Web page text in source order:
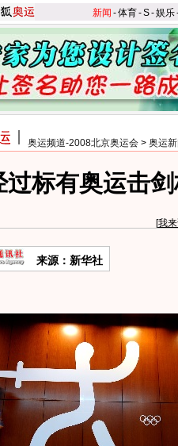
新闻 -体育-S-娱乐
奥运频道-2008北京奥运会 > 奥运
过标有奥运击
[我
来源：新华社